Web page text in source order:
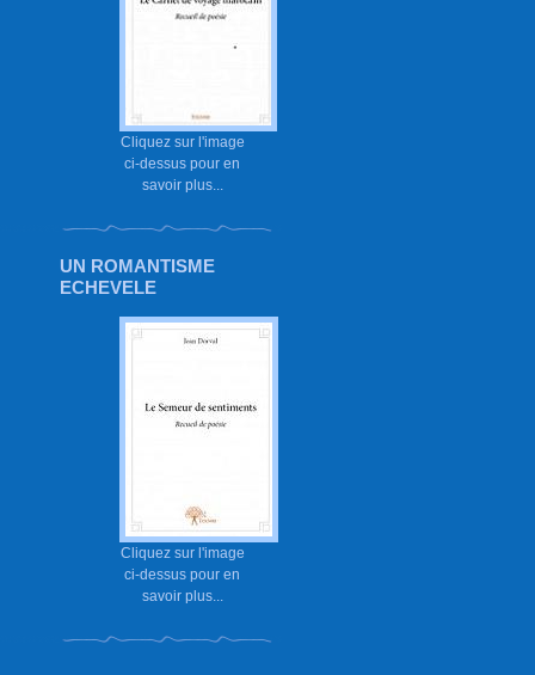
Cliquez sur l'image
ci-dessus pour en
savoir plus...
UN ROMANTISME
ECHEVELE
Cliquez sur l'image
ci-dessus pour en
savoir plus...